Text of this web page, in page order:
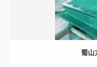
蜀山